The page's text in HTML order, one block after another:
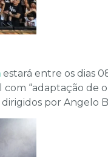
estará entre os dias
“adaptação de
por Angelo